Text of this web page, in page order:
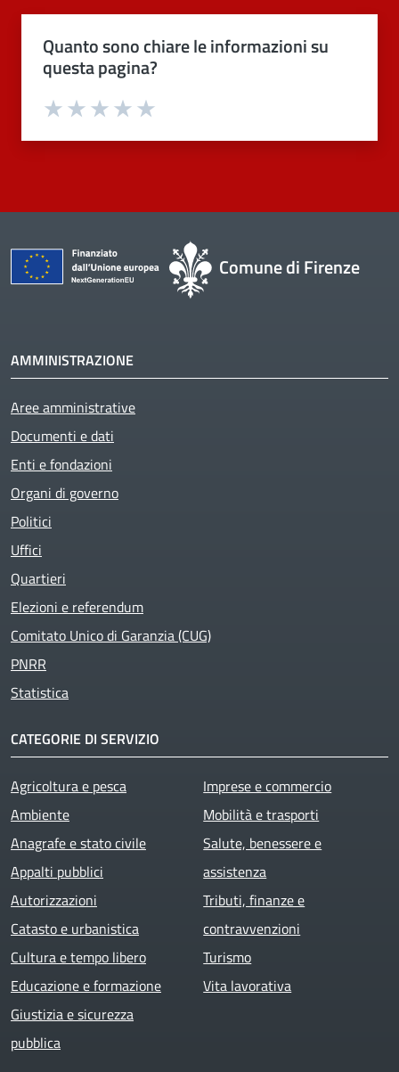
Quanto sono chiare le informazioni su
questa pagina?
Valuta 4 stelle su 5
Valuta 3 stelle su 5
Valuta 2 stelle su 5
Valuta 1 stelle su 5
Comune di Firenze
AMMINISTRAZIONE
Aree amministrative
Documenti e dati
Enti e fondazioni
Organi di governo
Politici
Uffici
Quartieri
Elezioni e referendum
Comitato Unico di Garanzia (CUG)
PNRR
Statistica
CATEGORIE DI SERVIZIO
Agricoltura e pesca
Ambiente
Anagrafe e stato civile
Appalti pubblici
Autorizzazioni
Catasto e urbanistica
Cultura e tempo libero
Educazione e formazione
Giustizia e sicurezza
pubblica
Imprese e commercio
Mobilità e trasporti
Salute, benessere e
assistenza
Tributi, finanze e
contravvenzioni
Turismo
Vita lavorativa